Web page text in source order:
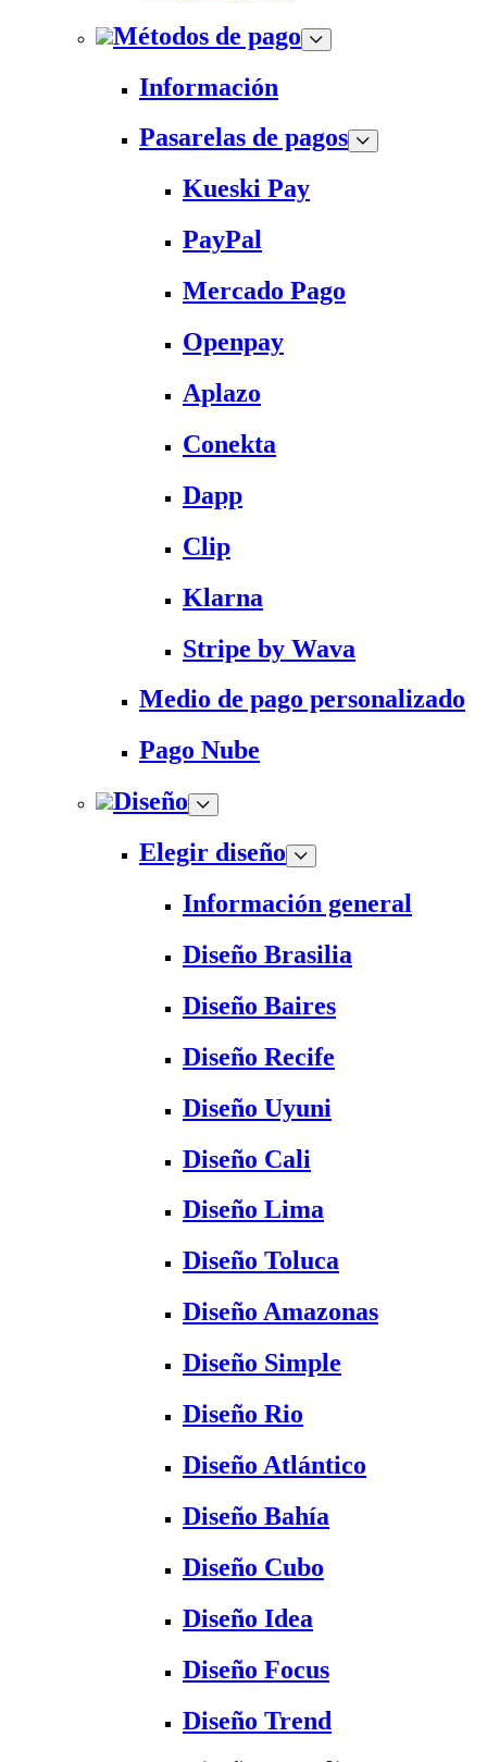
Métodos de pago
Información
Pasarelas de pagos
Kueski Pay
PayPal
Mercado Pago
Openpay
Aplazo
Conekta
Dapp
Clip
Klarna
Stripe by Wava
Medio de pago personalizado
Pago Nube
Diseño
Elegir diseño
Información general
Diseño Brasilia
Diseño Baires
Diseño Recife
Diseño Uyuni
Diseño Cali
Diseño Lima
Diseño Toluca
Diseño Amazonas
Diseño Simple
Diseño Rio
Diseño Atlántico
Diseño Bahía
Diseño Cubo
Diseño Idea
Diseño Focus
Diseño Trend